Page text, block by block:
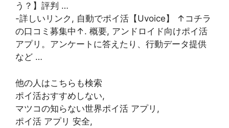
う？】評判 …
-詳しいリンク, 自動でポイ活【Uvoice】 ↑コチラ
の口コミ募集中↑. 概要, アンドロイド向けポイ活
アプリ。アンケートに答えたり、行動データ提供
など …
他の人はこちらも検索
ポイ活おすすめしない,
マツコの知らない世界ポイ活 アプリ,
ポイ活 アプリ 安全,